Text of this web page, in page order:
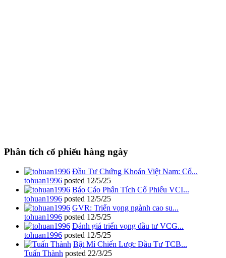
Phân tích cổ phiếu hàng ngày
Đầu Tư Chứng Khoán Việt Nam: Cổ...
tohuan1996 posted 12/5/25
Báo Cáo Phân Tích Cổ Phiếu VCI...
tohuan1996 posted 12/5/25
GVR: Triển vọng ngành cao su...
tohuan1996 posted 12/5/25
Đánh giá triển vọng đầu tư VCG...
tohuan1996 posted 12/5/25
Bật Mí Chiến Lược Đầu Tư TCB...
Tuấn Thành posted 22/3/25